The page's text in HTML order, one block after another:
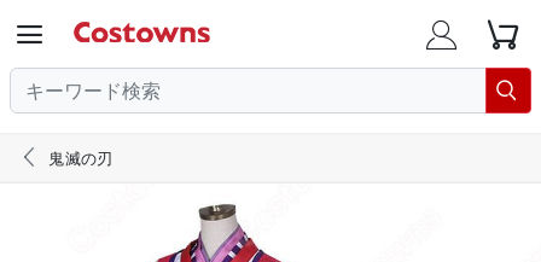
  

 鬼滅の刃